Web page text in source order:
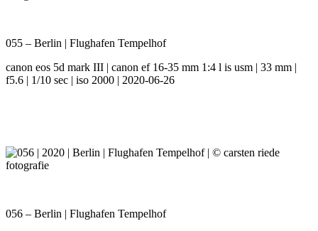
055 – Berlin | Flughafen Tempelhof
canon eos 5d mark III | canon ef 16-35 mm 1:4 l is usm | 33 mm |
f5.6 | 1/10 sec | iso 2000 | 2020-06-26
056 – Berlin | Flughafen Tempelhof